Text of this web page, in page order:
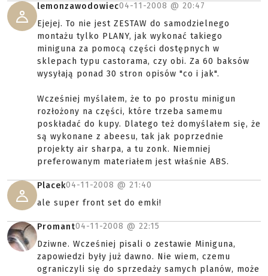
lemonzawodowiec04-11-2008 @ 20:47
Ejejej. To nie jest ZESTAW do samodzielnego
montażu tylko PLANY, jak wykonać takiego
miniguna za pomocą części dostępnych w
sklepach typu castorama, czy obi. Za 60 baksów
wysyłają ponad 30 stron opisów "co i jak".
Wcześniej myślałem, że to po prostu minigun
rozłożony na części, które trzeba samemu
poskładać do kupy. Dlatego też domyślałem się, że
są wykonane z abeesu, tak jak poprzednie
projekty air sharpa, a tu zonk. Niemniej
preferowanym materiałem jest właśnie ABS.
Placek04-11-2008 @ 21:40
ale super front set do emki!
Promant04-11-2008 @ 22:15
Dziwne. Wcześniej pisali o zestawie Miniguna,
zapowiedzi były już dawno. Nie wiem, czemu
ograniczyli się do sprzedaży samych planów, może